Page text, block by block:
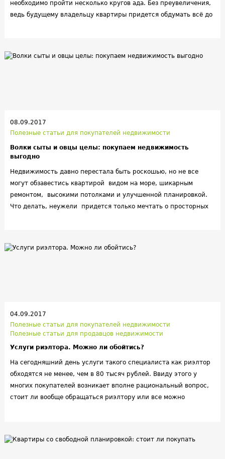
необходимо пройти несколько кругов ада. Без преувеличения,
ведь будущему владельцу квартиры придется обдумать всё до
того, что потенциальный покупатель передумает совершать
08.09.2017
Полезные статьи для покупателей недвижимости
Волки сыты и овцы целы: покупаем недвижимость
выгодно
Недвижимость давно перестала быть роскошью, но не все
могут обзавестись квартирой видом на море, шикарным
ремонтом, высокими потолками и улучшенной планировкой.
Что делать, неужели придется только мечтать о просторных
04.09.2017
Полезные статьи для покупателей недвижимости
Полезные статьи для продавцов недвижимости
Услуги риэлтора. Можно ли обойтись?
На сегодняшний день услуги такого специалиста как риэлтор
обходятся не менее, чем в 80 тысяч рублей. Ввиду этого у
многих покупателей возникает вполне рациональный вопрос,
стоит ли вообще обращаться риэлтору или все можно